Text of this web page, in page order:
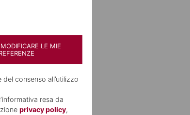
LE MIE
consenso all’utilizzo
resa da
privacy policy,